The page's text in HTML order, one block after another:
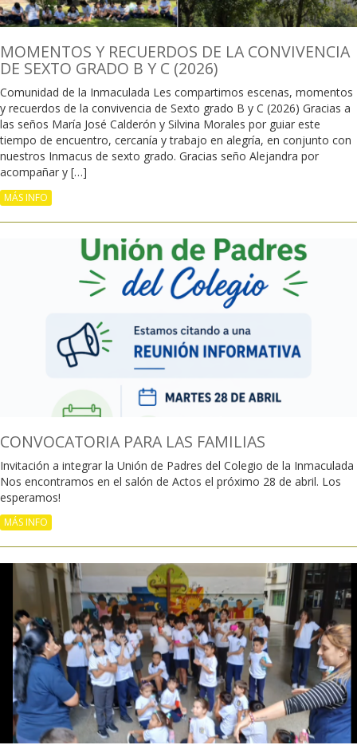
MOMENTOS Y RECUERDOS DE LA CONVIVENCIA
DE SEXTO GRADO B Y C (2026)
Comunidad de la Inmaculada Les compartimos escenas, momentos
y recuerdos de la convivencia de Sexto grado B y C (2026) Gracias a
las seños María José Calderón y Silvina Morales por guiar este
tiempo de encuentro, cercanía y trabajo en alegría, en conjunto con
nuestros Inmacus de sexto grado. Gracias seño Alejandra por
acompañar y […]
MÁS INFO
CONVOCATORIA PARA LAS FAMILIAS
Invitación a integrar la Unión de Padres del Colegio de la Inmaculada
Nos encontramos en el salón de Actos el próximo 28 de abril. Los
esperamos!
MÁS INFO